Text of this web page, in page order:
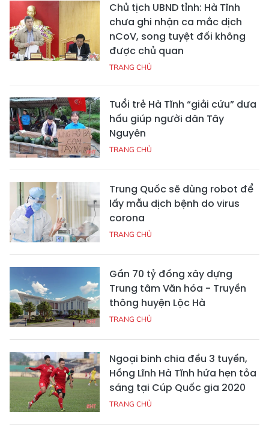
Chủ tịch UBND tỉnh: Hà Tĩnh
chưa ghi nhận ca mắc dịch
nCoV, song tuyệt đối không
được chủ quan
TRANG CHỦ
Tuổi trẻ Hà Tĩnh “giải cứu” dưa
hấu giúp người dân Tây
Nguyên
TRANG CHỦ
Trung Quốc sẽ dùng robot để
lấy mẫu dịch bệnh do virus
corona
TRANG CHỦ
Gần 70 tỷ đồng xây dựng
Trung tâm Văn hóa - Truyền
thông huyện Lộc Hà
TRANG CHỦ
Ngoại binh chia đều 3 tuyến,
Hồng Lĩnh Hà Tĩnh hứa hẹn tỏa
sáng tại Cúp Quốc gia 2020
TRANG CHỦ